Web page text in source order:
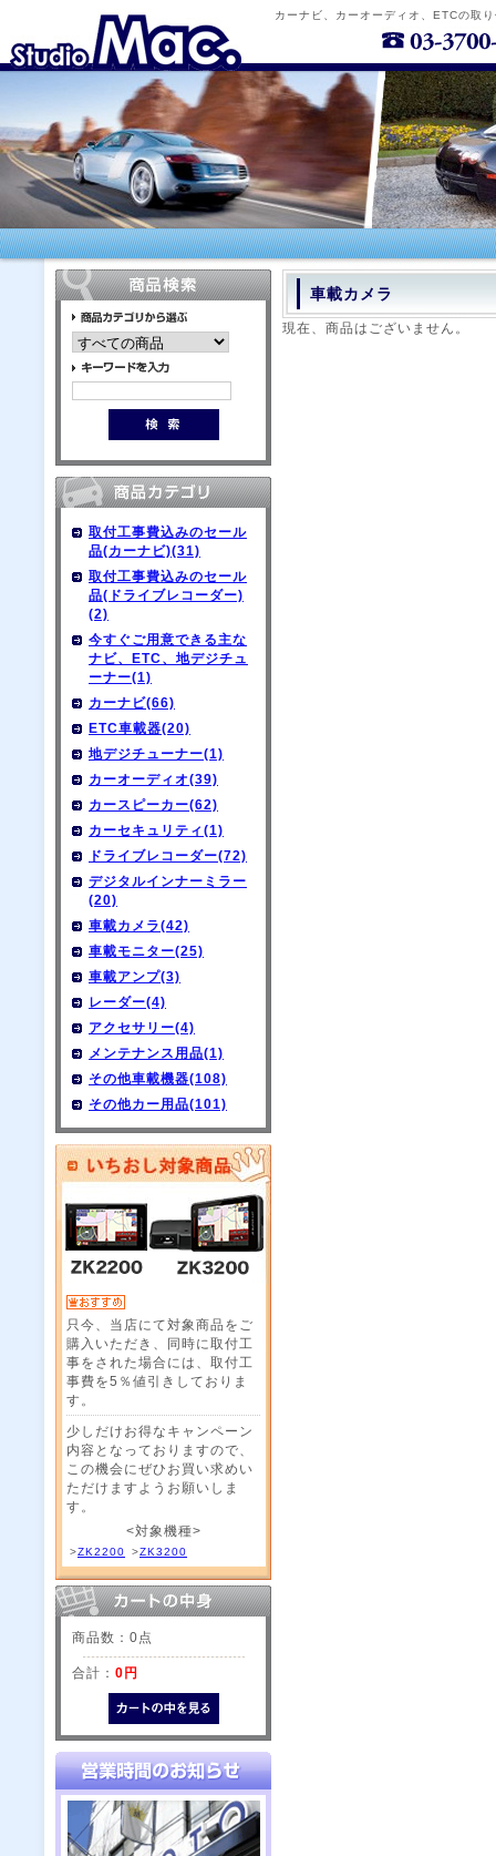
カーナビ、カーオーディオ、ETCの取
取付工事費込みのセール
品(カーナビ)(31)
取付工事費込みのセール
品(ドライブレコーダー)
(2)
今すぐご用意できる主な
ナビ、ETC、地デジチュ
ーナー(1)
カーナビ(66)
ETC車載器(20)
地デジチューナー(1)
カーオーディオ(39)
カースピーカー(62)
カーセキュリティ(1)
ドライブレコーダー(72)
デジタルインナーミラー
(20)
車載カメラ(42)
車載モニター(25)
車載アンプ(3)
レーダー(4)
アクセサリー(4)
メンテナンス用品(1)
その他車載機器(108)
その他カー用品(101)
只今、当店にて対象商品をご
購入いただき、同時に取付工
事をされた場合には、取付工
事費を5％値引きしておりま
す。
少しだけお得なキャンペーン
内容となっておりますので、
この機会にぜひお買い求めい
ただけますようお願いしま
す。
<対象機種>
>ZK2200 >ZK3200
商品数：0点
合計： 0円
車載カメラ
現在、商品はございません。